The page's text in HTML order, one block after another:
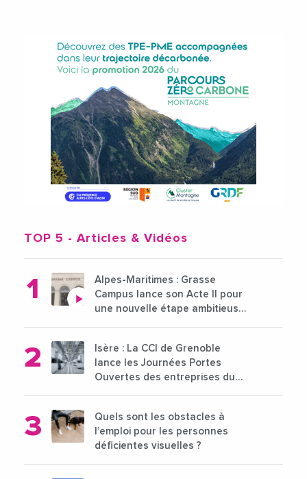
TOP 5 - Articles & Vidéos
Alpes-Maritimes : Grasse
Campus lance son Acte II pour
une nouvelle étape ambitieuse
Isère : La CCI de Grenoble
lance les Journées Portes
Ouvertes des entreprises du
Quels sont les obstacles à
l’emploi pour les personnes
déficientes visuelles ?